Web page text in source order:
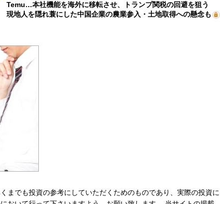
Temu…本社機能を海外に移転させ、トランプ関税の回避を狙う
現地人を隠れ蓑にした中国企業の農業参入・土地取得への懸念も
までも投資の参考にしていただくためのものであり、実際の投資に